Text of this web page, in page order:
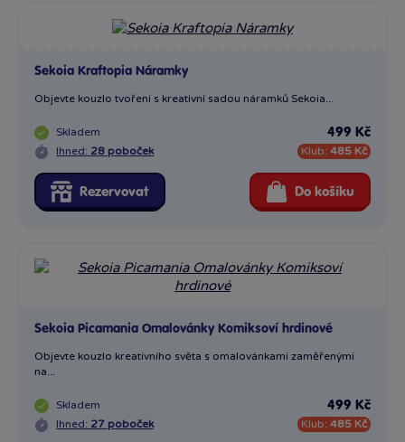
Sekoia Kraftopia Náramky
Objevte kouzlo tvoření s kreativní sadou náramků Sekoia...
Skladem
Ihned: 28 poboček
499 Kč
Klub: 485 Kč
Rezervovat Do košíku
Sekoia Picamania Omalovánky Komiksoví hrdinové
Objevte kouzlo kreativního světa s omalovánkami zaměřenými
na...
Skladem
Ihned: 27 poboček
499 Kč
Klub: 485 Kč